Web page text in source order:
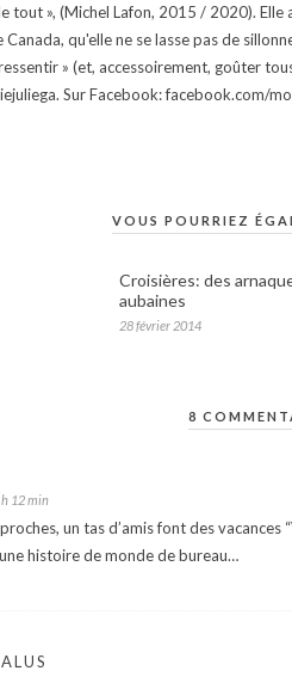
tout », (Michel Lafon, 2015 / 2020).
qu'elle ne se lasse pas de
» (et, accessoirement, goûter
Sur Facebook: facebook.com/
VOUS POURRIEZ
Croisières: des
aubaines
28 février 2014
8
12 min
un tas d’amis font des vacances
histoire de monde de bureau…